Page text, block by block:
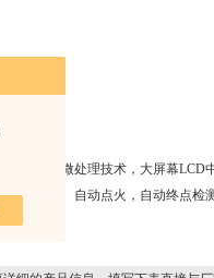
，应用了微处理技术，大屏幕
自动升温、自动点火，自动终点检